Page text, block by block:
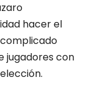
hacer el
jugadores con